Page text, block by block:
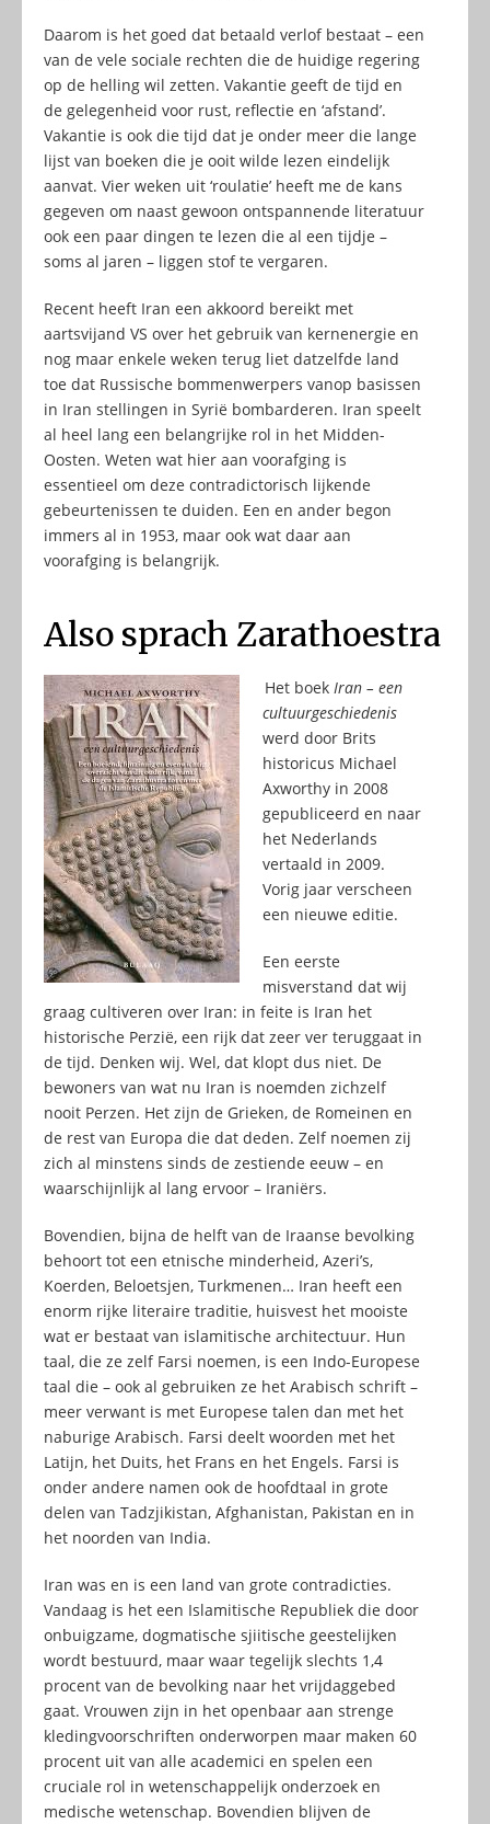
Daarom is het goed dat betaald verlof bestaat – een
van de vele sociale rechten die de huidige regering
op de helling wil zetten. Vakantie geeft de tijd en
de gelegenheid voor rust, reflectie en ‘afstand’.
Vakantie is ook die tijd dat je onder meer die lange
lijst van boeken die je ooit wilde lezen eindelijk
aanvat. Vier weken uit ‘roulatie’ heeft me de kans
gegeven om naast gewoon ontspannende literatuur
ook een paar dingen te lezen die al een tijdje –
soms al jaren – liggen stof te vergaren.
Recent heeft Iran een akkoord bereikt met
aartsvijand VS over het gebruik van kernenergie en
nog maar enkele weken terug liet datzelfde land
toe dat Russische bommenwerpers vanop basissen
in Iran stellingen in Syrië bombarderen. Iran speelt
al heel lang een belangrijke rol in het Midden-
Oosten. Weten wat hier aan voorafging is
essentieel om deze contradictorisch lijkende
gebeurtenissen te duiden. Een en ander begon
immers al in 1953, maar ook wat daar aan
voorafging is belangrijk.
Also sprach Zarathoestra
Het boek Iran – een
cultuurgeschiedenis
werd door Brits
historicus Michael
Axworthy in 2008
gepubliceerd en naar
het Nederlands
vertaald in 2009.
Vorig jaar verscheen
een nieuwe editie.
Een eerste
misverstand dat wij
graag cultiveren over Iran: in feite is Iran het
historische Perzië, een rijk dat zeer ver teruggaat in
de tijd. Denken wij. Wel, dat klopt dus niet. De
bewoners van wat nu Iran is noemden zichzelf
nooit Perzen. Het zijn de Grieken, de Romeinen en
de rest van Europa die dat deden. Zelf noemen zij
zich al minstens sinds de zestiende eeuw – en
waarschijnlijk al lang ervoor – Iraniërs.
Bovendien, bijna de helft van de Iraanse bevolking
behoort tot een etnische minderheid, Azeri’s,
Koerden, Beloetsjen, Turkmenen… Iran heeft een
enorm rijke literaire traditie, huisvest het mooiste
wat er bestaat van islamitische architectuur. Hun
taal, die ze zelf Farsi noemen, is een Indo-Europese
taal die – ook al gebruiken ze het Arabisch schrift –
meer verwant is met Europese talen dan met het
naburige Arabisch. Farsi deelt woorden met het
Latijn, het Duits, het Frans en het Engels. Farsi is
onder andere namen ook de hoofdtaal in grote
delen van Tadzjikistan, Afghanistan, Pakistan en in
het noorden van India.
Iran was en is een land van grote contradicties.
Vandaag is het een Islamitische Republiek die door
onbuigzame, dogmatische sjiitische geestelijken
wordt bestuurd, maar waar tegelijk slechts 1,4
procent van de bevolking naar het vrijdaggebed
gaat. Vrouwen zijn in het openbaar aan strenge
kledingvoorschriften onderworpen maar maken 60
procent uit van alle academici en spelen een
cruciale rol in wetenschappelijk onderzoek en
medische wetenschap. Bovendien blijven de